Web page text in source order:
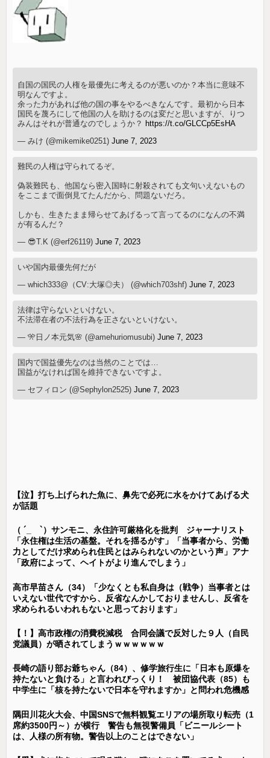
自国の国民の人権を最優先に考えるのが悪いのか？本当に意味不
明なんですよ。
余った力があれば他の国の事をやるべきなんです。最初から日本
国民を蔑ろにして他国の人を助けるのは変だと思いますが、りつ
みんはそれが普通なのでしょうか？ https://t.co/GLCCp5EsHA
— みけ (@mikemike0251)June 7, 2023
難民の人権は守られてるぞ。
偽装難民も、他国なら密入国時に射殺されても文句いえないもの
をここまで面倒見てたんだから、問題ないだろ。
しかも、生きたまま帰らせてあげるって言ってるのになんの不満
が有るんだ？
— 😎T.K (@erf26119)June 7, 2023
いや国内最優先何だが
— which333@（CV:大塚◎夫） (@which703shf)June 7, 2023
法律は守らないといけない。
不法滞在者の不法行為を正さないといけない。
— 🎌日ノ本元気🌸 (@amehuriomusubi)June 7, 2023
国内で国益優先なのは当然のことでは…
国益がなければ国を維持できないですよ。
— セフィロン (@Sephylon2525)June 7, 2023
【泣】打ち上げられた魚に、鼻先で必死に水をかけてあげる犬
が話題
（ ´_ゝ`）サンモニ、永住許可厳格化を批判 ジャーナリスト
「永住権は生活の基盤。それを揺るがす」「当事者から、労働
力としてだけ求められ住民とはみられないのかという声」アナ
「政府によって、ヘイトがより進んでしまう」
高市早苗さん（34）「少なくとも私自身は（戦争）当事者とは
いえない世代ですから、反省なんかしておりませんし、反省を
求められるいわれもないと思っております」
【！】高市政権の消費税減税 合同会議で反対した９人（自民
党議員）が晒されてしまうｗｗｗｗｗｗ
長崎の語り部お爺ちゃん（84）、修学旅行生に「日本も原爆を
持たないと負ける」と言われびっくり！ 被団協代表（85）も
中学生に「核を持たないで日本を守れますか」と問われ危機感
隅田川花火大会、中国SNSで無料観覧エリアの場所取り転売（1
席約3500円～）が横行 警告も無視警備員「ビニールシート
は、人様の所有物。警告以上のことはできない」